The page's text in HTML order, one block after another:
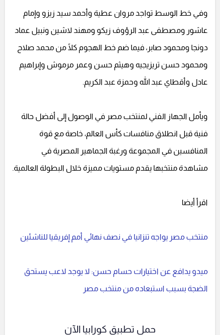
وفي خط الوسط تواجد مروان عطية وأحمد سيد زيزو وإمام
عاشور ومصطفى عبد الرؤوف زيكو ومهند لاشين ونبيل عماد
دونجا ومحمود صابر، فيما ضم خط الهجوم كلًا من محمد صلاح
ومحمود حسن تريزيجيه وهيثم حسن وعمر مرموش وإبراهيم
عادل وأقطاي عبد الله وحمزة عبد الكريم.
ويأمل الجهاز الفني لمنتخب مصر في الوصول إلى أفضل حالة
فنية قبل انطلاق منافسات كأس العالم، خاصة مع قوة
المنافسين في المجموعة ورغبة الجماهير المصرية في
مشاهدة منتخبها يقدم مستويات مميزة خلال البطولة العالمية.
اقرأ أيضا
منتخب مصر يواجه تنزانيا في نصف نهائي أمم إفريقيا للناشئين
ميدو يدافع عن اختيارات حسام حسن: لا يوجد لاعب يستحق
الضجة بسبب استبعاده من منتخب مصر
حمل تطبيق كورابيا الآن